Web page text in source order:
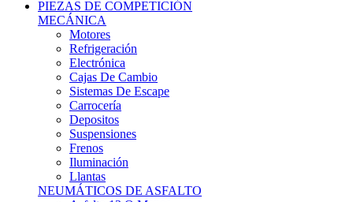
Motores
Refrigeración
Electrónica
Cajas De Cambio
Sistemas De Escape
Carrocería
Depositos
Suspensiones
Frenos
Iluminación
Llantas
NEUMÁTICOS DE ASFALTO
Asfalto 13 O Menos
Asfalto 14p